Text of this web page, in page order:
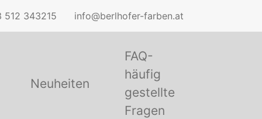
512 343215 info@berlhofer-farben.at
Neuheiten
FAQ-
häufig
gestellte
Fragen